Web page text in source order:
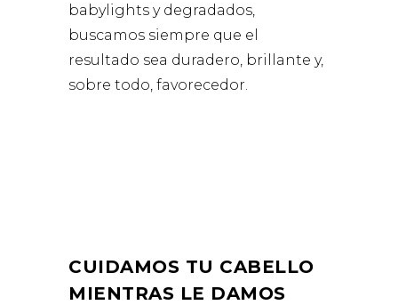
babylights y degradados,
buscamos siempre que el
resultado sea duradero, brillante y,
sobre todo, favorecedor.
CUIDAMOS TU CABELLO
MIENTRAS LE DAMOS